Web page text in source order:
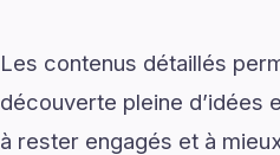
Les contenus détaillés
découverte pleine d’idées
à rester engagés et à